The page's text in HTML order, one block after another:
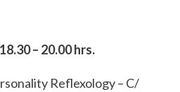
18.30 – 20.00 hrs.
Reflexology – C/